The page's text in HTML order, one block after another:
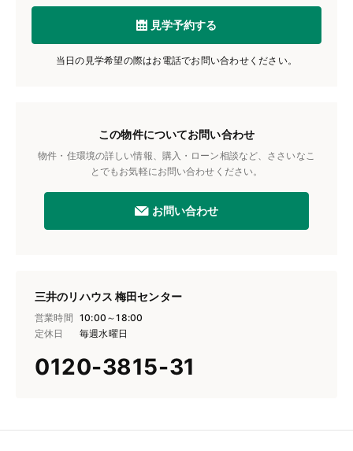
見学予約する
当日の見学希望の際はお電話でお問い合わせください。
この物件についてお問い合わせ
物件・住環境の詳しい情報、購入・ローン相談など、ささいなこ
とでもお気軽にお問い合わせください。
お問い合わせ
三井のリハウス 梅田センター
営業時間 10:00～18:00
定休日
毎週水曜日
0120-3815-31